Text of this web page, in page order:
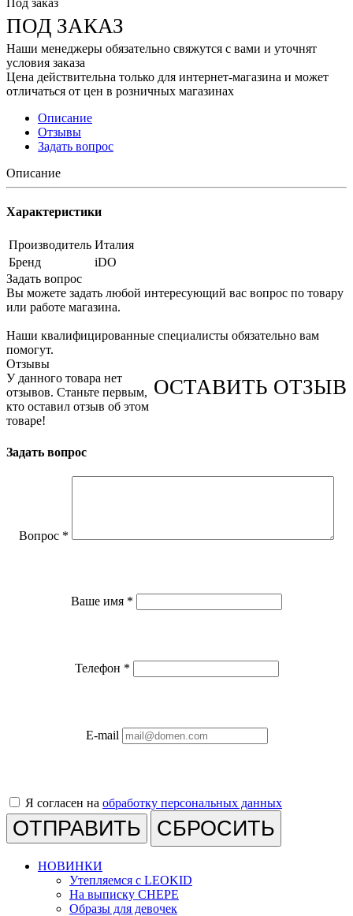
ПОД ЗАКАЗ
Наши менеджеры обязательно свяжутся с вами и уточнят
условия заказа
Цена действительна только для интернет-магазина и может
отличаться от цен в розничных магазинах
Описание
Отзывы
Задать вопрос
Описание
Характеристики
Производитель Италия
Бренд
iDO
Задать вопрос
Вы можете задать любой интересующий вас вопрос по товару
или работе магазина.
Наши квалифицированные специалисты обязательно вам
помогут.
Отзывы
ОСТАВИТЬ ОТЗЫВ
У данного товара нет
отзывов. Станьте первым,
кто оставил отзыв об этом
товаре!
Задать вопрос
Вопрос *
Ваше имя *
Телефон *
E-mail
Я согласен на обработку персональных данных
СБРОСИТЬ
НОВИНКИ
Утепляемся с LEOKID
На выписку CHEPE
Образы для девочек